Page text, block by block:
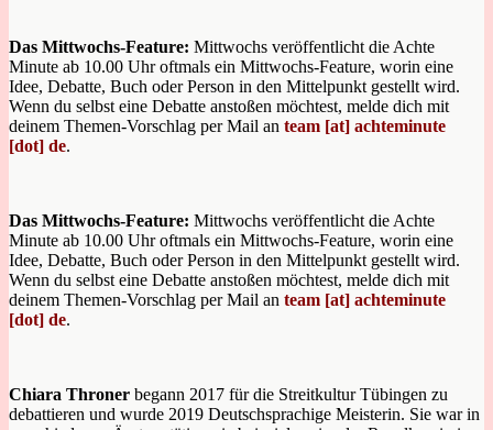
Das Mittwochs-Feature: Mittwochs veröffentlicht die Achte
Minute ab 10.00 Uhr oftmals ein Mittwochs-Feature, worin eine
Idee, Debatte, Buch oder Person in den Mittelpunkt gestellt wird.
Wenn du selbst eine Debatte anstoßen möchtest, melde dich mit
deinem Themen-Vorschlag per Mail an team [at] achteminute
[dot] de.
Das Mittwochs-Feature: Mittwochs veröffentlicht die Achte
Minute ab 10.00 Uhr oftmals ein Mittwochs-Feature, worin eine
Idee, Debatte, Buch oder Person in den Mittelpunkt gestellt wird.
Wenn du selbst eine Debatte anstoßen möchtest, melde dich mit
deinem Themen-Vorschlag per Mail an team [at] achteminute
[dot] de.
Chiara Throner begann 2017 für die Streitkultur Tübingen zu
debattieren und wurde 2019 Deutschsprachige Meisterin. Sie war in